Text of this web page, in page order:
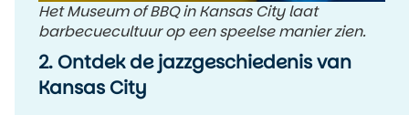
Het Museum of BBQ in Kansas City laat
barbecuecultuur op een speelse manier zien.
2. Ontdek de jazzgeschiedenis van
Kansas City